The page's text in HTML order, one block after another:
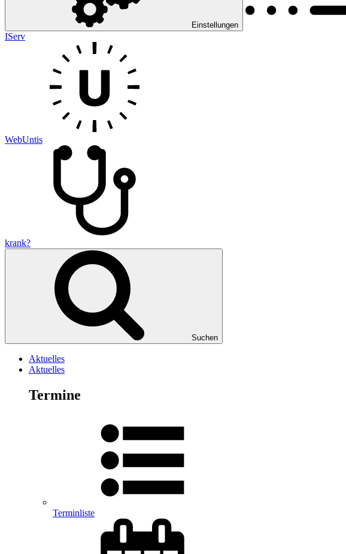
Einstellungen
IServ
WebUntis
krank?
Suchen
Aktuelles
Aktuelles
Termine
Terminliste